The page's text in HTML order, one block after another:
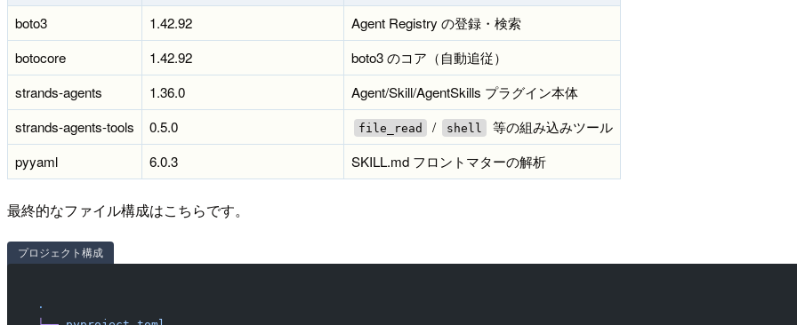
boto3 1.42.92
Agent Registry の登録・検索
botocore
1.42.92
boto3 のコア（自動追従）
strands-agents
1.36.0
Agent/Skill/AgentSkills プラグイン本体
strands-agents-tools
0.5.0 file_read / shell
等の組み込みツール
pyyaml
6.0.3 SKILL.md フロントマターの解析
最終的なファイル構成はこちらです。
プロジェクト構成
.